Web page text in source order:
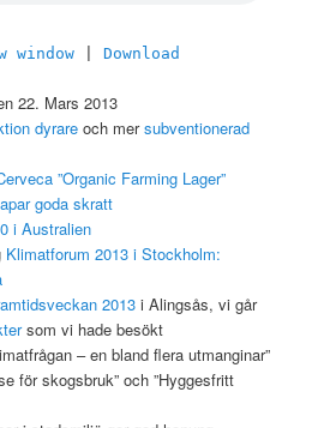
window |Download
22. Mars 2013
dyrareoch mersubventionerad
”Organic Farming Lager”
goda skratt
i Australien
Klimatforum 2013 i Stockholm:
2013i Alingsås, vi går
som vi hade besökt
– en bland flera utmanginar”
för skogsbruk” och ”Hyggesfritt